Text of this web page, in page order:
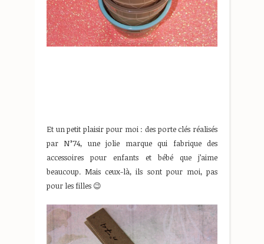
Et un petit plaisir pour moi : des porte clés réalisés
par N°74, une jolie marque qui fabrique des
accessoires pour enfants et bébé que j’aime
beaucoup. Mais ceux-là, ils sont pour moi, pas
pour les filles 😉